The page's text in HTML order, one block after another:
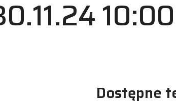
10:00
Dostępne